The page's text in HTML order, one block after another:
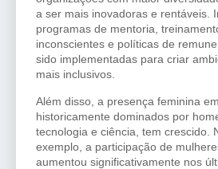
a ser mais inovadoras e rentáveis.
programas de mentoria,
inconscientes e políticas de
sido implementadas para criar
mais inclusivos.
Além disso, a presença feminina
historicamente dominados por
tecnologia e ciência, tem crescido.
exemplo, a participação de
aumentou significativamente nos